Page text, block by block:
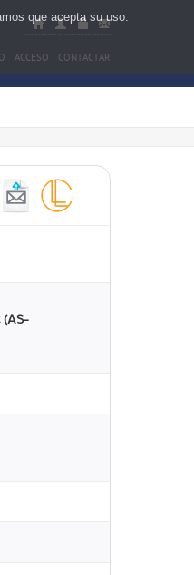
ACCESO CONTACTAR
(AS-
que acepta su uso.